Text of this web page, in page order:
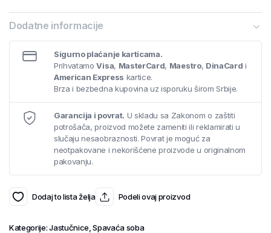
Dodatne informacije
Sigurno plaćanje karticama.
PrihvatamoVisa, MasterCard, Maestro, DinaCard i
American Express kartice.
Brza i bezbedna kupovina uz isporuku širom Srbije.
Garancija i povrat. U skladu sa Zakonom o zaštiti
potrošača, proizvod možete zameniti ili reklamirati u
slučaju nesaobraznosti. Povrat je moguć za
neotpakovane i nekorišćene proizvode u originalnom
pakovanju.
Dodaj to lista želja Podeli ovaj proizvod
Kategorije:Jastučnice ,Spavaća soba